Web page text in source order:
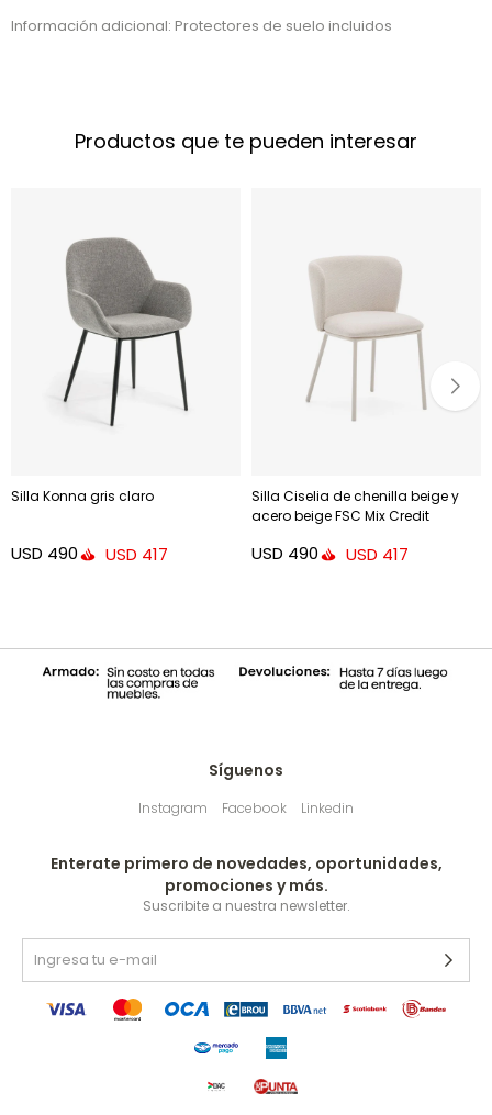
Información adicional: Protectores de suelo incluidos
Productos que te pueden interesar
Silla Konna gris claro
USD 490 USD 417
Silla Ciselia de chenilla beige y
acero beige FSC Mix Credit
USD 490 USD 417
Síguenos
Instagram Facebook Linkedin
Enterate primero de novedades, oportunidades,
promociones y más.
Suscribite a nuestra newsletter.